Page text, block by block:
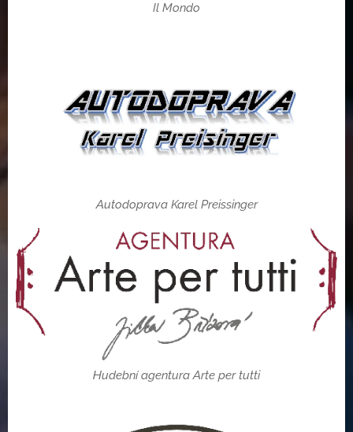
Il Mondo
Autodoprava Karel Preissinger
Hudební agentura Arte per tutti